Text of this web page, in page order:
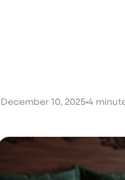
December 10, 2025 4